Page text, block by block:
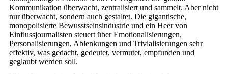
Kommunikation überwacht, zentralisiert und sammelt. Aber nicht
nur überwacht, sondern auch gestaltet. Die gigantische,
monopolisierte Bewusstseinsindustrie und ein Heer von
Einflussjournalisten steuert über Emotionalisierungen,
Personalisierungen, Ablenkungen und Trivialisierungen sehr
effektiv, was gedacht, gedeutet, vermutet, empfunden und
geglaubt werden soll.